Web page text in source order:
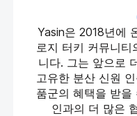
Yasin은 2018년에
로지 터키 커뮤니
니다. 그는 앞으로
고유한 분산 신원
품군의 혜택을 받을
인과의 더 많은